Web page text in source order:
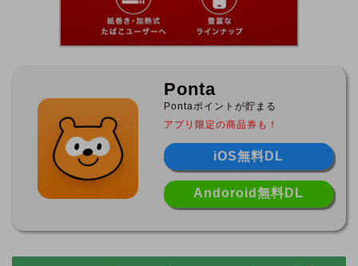
Ponta
Pontaポイントが貯まる
アプリ限定の商品券も！
iOS無料DL
Andoroid無料DL